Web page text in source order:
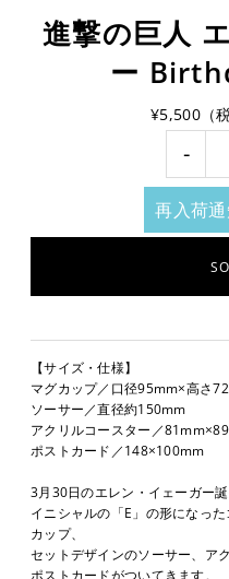
進撃の巨人
ー
¥5,500（税
-
再入荷
【サイズ・仕様】
マグカップ／口径95mm×高さ
ソーサー／直径約150mm
アクリルコースター／
ポストカード／148×100mm
3月30日のエレン・イェーガー
イニシャルの「E」の形になっ
カップ、
セットデザインのソーサー、ア
ポストカードがついてきます。